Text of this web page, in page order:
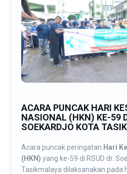
ACARA PUNCAK HARI
NASIONAL (HKN) KE-59
SOEKARDJO KOTA
Acara puncak peringatan Hari
(HKN) yang ke-59 di RSUD dr.
Tasikmalaya dilaksanakan pada